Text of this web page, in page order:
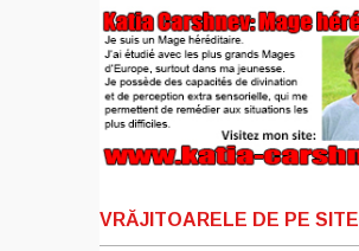
VRĂJITOARELE DE PE SITE